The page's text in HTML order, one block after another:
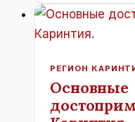
РЕГИОН
Основные